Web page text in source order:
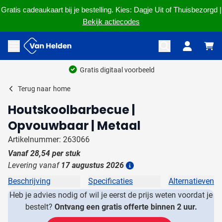
Gratis cadeaukaart bij je bestelling. Kies: Dagje Uit of Thuisbezorgd |
Bekijk actiecodes
Ga naar de inhoud
Menu openen
Gratis digitaal voorbeeld
Terug naar home
Houtskoolbarbecue |
Opvouwbaar | Metaal
Artikelnummer: 263066
Vanaf28,54 per stuk
Levering vanaf 17 augustus 2026
Beschrijving Specificaties
Alternatieven
Heb je advies nodig of wil je eerst de prijs weten voordat je
bestelt? Ontvang een gratis offerte binnen 2 uur.